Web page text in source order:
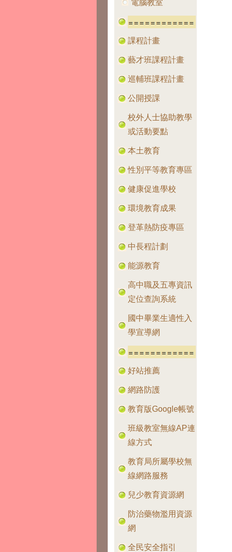
電腦教室
課程計畫
藝才班課程計畫
巡輔班課程計畫
公開授課
校外人士協助教學
或活動要點
本土教育
性別平等教育專區
健康促進學校
環境教育成果
登革熱防疫專區
中長程計劃
能源教育
高中職及五專資訊
定位查詢系統
國中畢業生適性入
學宣導網
好站推薦
網路防護
教育版Google帳號
班級教室無線AP連
線方式
教育局所屬學校無
線網路服務
兒少教育資源網
防治藥物濫用資源
網
全民安全指引